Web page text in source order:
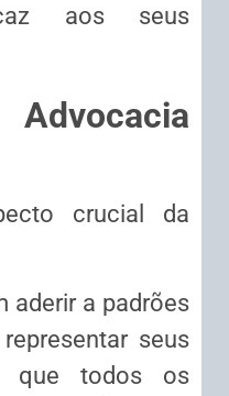
aos seus
crucial da
aderir a padrões
seus
que todos os